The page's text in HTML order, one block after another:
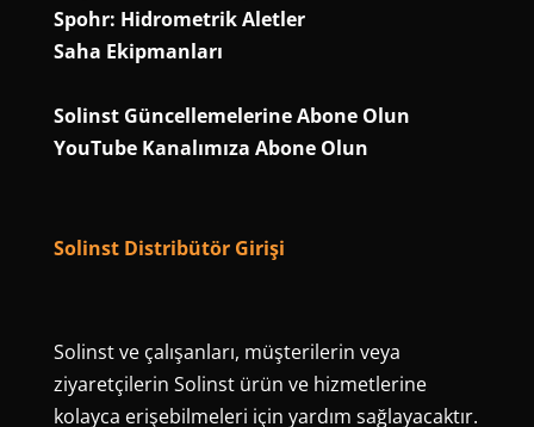
Spohr: Hidrometrik Aletler
Saha Ekipmanları
Solinst Güncellemelerine Abone Olun
YouTube Kanalımıza Abone Olun
Solinst Distribütör Girişi
Solinst ve çalışanları, müşterilerin veya
ziyaretçilerin Solinst ürün ve hizmetlerine
kolayca erişebilmeleri için yardım sağlayacaktır.